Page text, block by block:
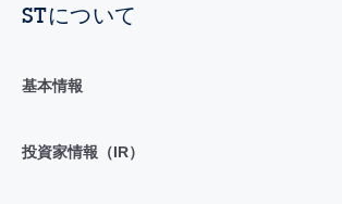
STについて
基本情報
投資家情報（IR）